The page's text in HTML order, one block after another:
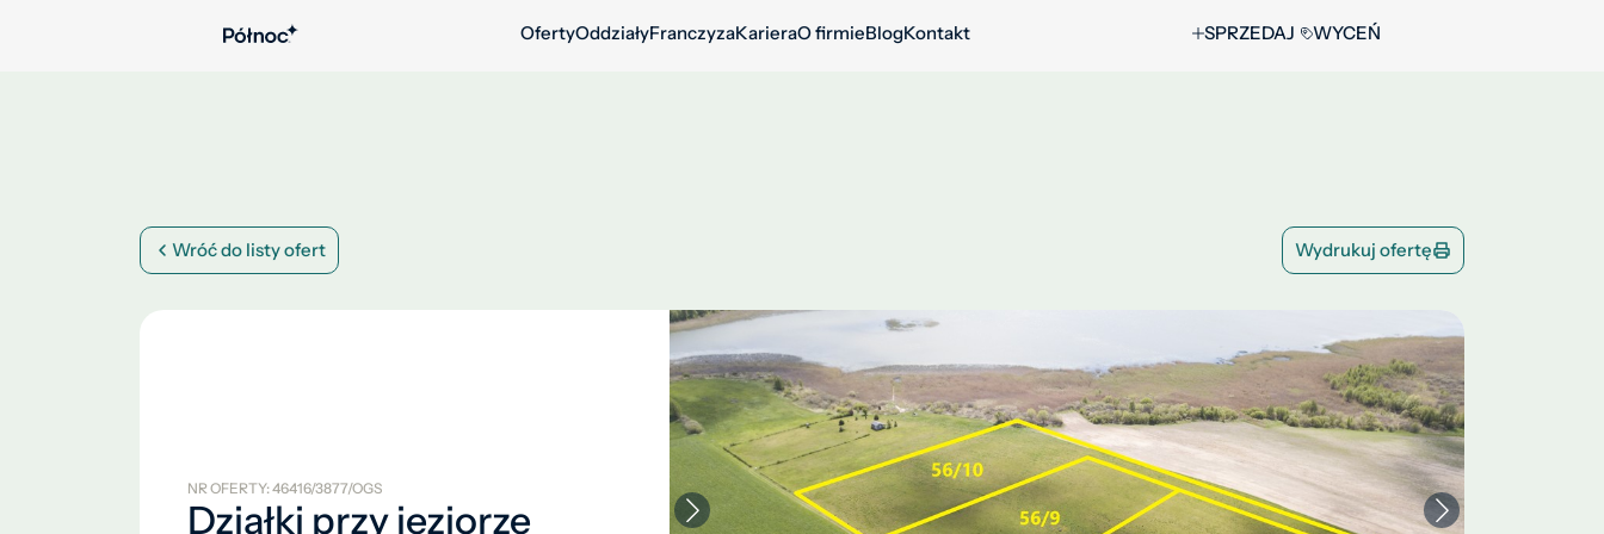
OfertyOddziałyFranczyzaKarieraO firmieBlogKontakt SPRZEDAJ WYCEŃ
Wróć do listy ofert Wydrukuj ofertę
NR OFERTY: 46416/3877/OGS
Działki przy jeziorze